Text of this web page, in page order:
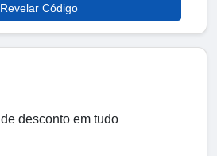
Revelar Código